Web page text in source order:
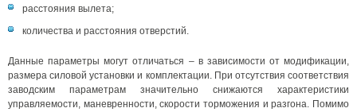
расстояния вылета;
количества и расстояния отверстий.
Данные параметры могут отличаться – в зависимости от модификации,
размера силовой установки и комплектации. При отсутствия соответствия
заводским параметрам значительно снижаются характеристики
управляемости, маневренности, скорости торможения и разгона. Помимо